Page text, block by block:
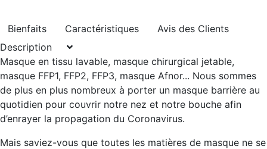
Bienfaits Caractéristiques
Avis des Clients
Description
Masque en tissu lavable, masque chirurgical jetable,
masque FFP1, FFP2, FFP3, masque Afnor... Nous sommes
de plus en plus nombreux à porter un masque barrière au
quotidien pour couvrir notre nez et notre bouche afin
d’enrayer la propagation du Coronavirus.
Mais saviez-vous que toutes les matières de masque ne se